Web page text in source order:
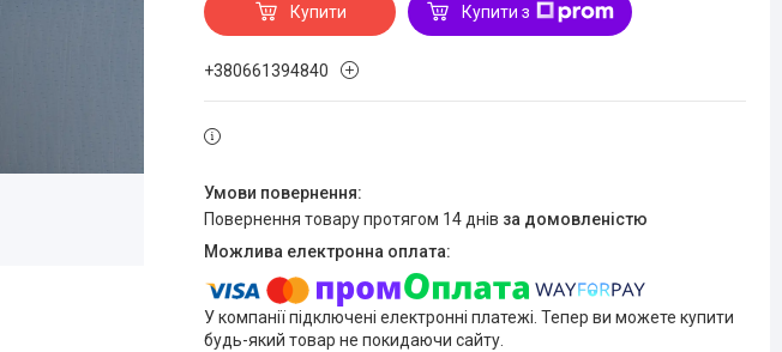
Купити Купити з
+380661394840
повернення товару протягом 14 днів за домовленістю
У компанії підключені електронні платежі. Тепер ви можете купити
будь-який товар не покидаючи сайту.